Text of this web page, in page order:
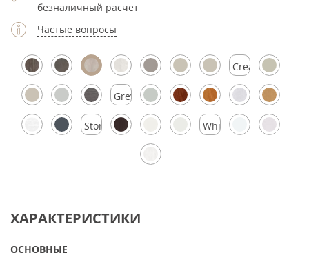
безналичный расчет
Частые вопросы
Cream
Silk
Grey
Silk
Stormy
White
ХАРАКТЕРИСТИКИ
ОСНОВНЫЕ